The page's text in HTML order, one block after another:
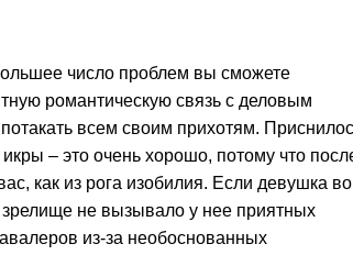
число проблем вы сможете
романтическую связь с деловым
всем своим прихотям.
– это очень хорошо, потому что
как из рога изобилия. Если девушка во
не вызывало у нее приятных
из-за необоснованных